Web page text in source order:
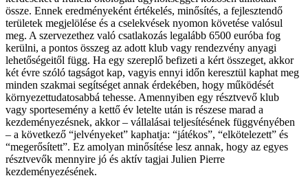
össze. Ennek eredményeként értékelés, minősítés, a fejlesztendő
területek megjelölése és a cselekvések nyomon követése valósul
meg. A szervezethez való csatlakozás legalább 6500 euróba fog
kerülni, a pontos összeg az adott klub vagy rendezvény anyagi
lehetőségeitől függ. Ha egy szereplő befizeti a kért összeget, akkor
két évre szóló tagságot kap, vagyis ennyi időn keresztül kaphat meg
minden szakmai segítséget annak érdekében, hogy működését
környezettudatosabbá tehesse. Amennyiben egy résztvevő klub
vagy sportesemény a kettő év letelte után is részese marad a
kezdeményezésnek, akkor – vállalásai teljesítésének függvényében
– a következő “jelvényeket” kaphatja: “játékos”, “elkötelezett” és
“megerősített”. Ez amolyan minősítése lesz annak, hogy az egyes
résztvevők mennyire jó és aktív tagjai Julien Pierre
kezdeményezésének.